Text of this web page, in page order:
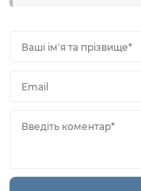
Ваші ім'я та прізвище*
Email
Введіть коментар*